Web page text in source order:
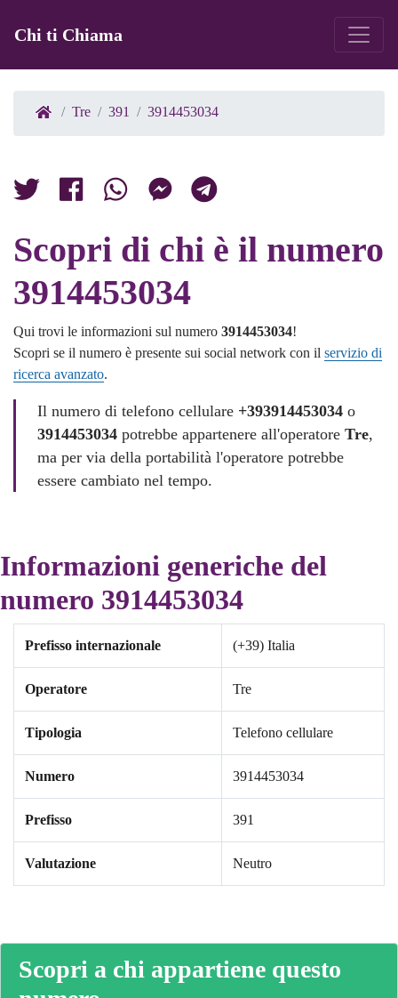
Chi ti Chiama
Tre 391 3914453034
Scopri di chi è il numero
3914453034
Qui trovi le informazioni sul numero 3914453034!
Scopri se il numero è presente sui social network con il servizio di
ricerca avanzato.
Il numero di telefono cellulare +393914453034 o
3914453034 potrebbe appartenere all'operatoreTre,
ma per via della portabilità l'operatore potrebbe
essere cambiato nel tempo.
Informazioni generiche del
numero 3914453034
Prefisso internazionale (+39) Italia
Operatore Tre
Tipologia Telefono cellulare
Numero 3914453034
Prefisso 391
Valutazione Neutro
Scopri a chi appartiene questo